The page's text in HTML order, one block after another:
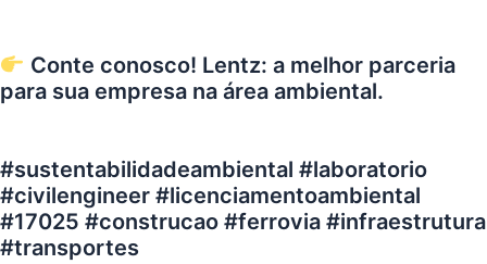
Conte conosco! Lentz: a melhor parceria
para sua empresa na área ambiental.
#sustentabilidadeambiental #laboratorio
#civilengineer #licenciamentoambiental
#17025 #construcao #ferrovia #infraestrutura
#transportes